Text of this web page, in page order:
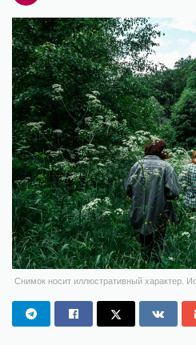
Снимок носит иллюстративный характер.